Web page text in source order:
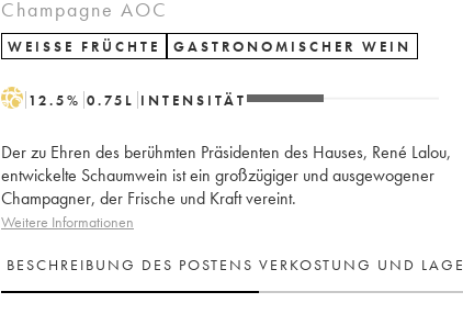
Champagne AOC
WEISSE FRÜCHTE GASTRONOMISCHER WEIN
H 12.5% 0.75 L INTENSITÄT
Der zu Ehren des berühmten Präsidenten des Hauses, René Lalou,
entwickelte Schaumwein ist ein großzügiger und ausgewogener
Champagner, der Frische und Kraft vereint.
Weitere Informationen
BESCHREIBUNG DES POSTENS VERKOSTUNG UND